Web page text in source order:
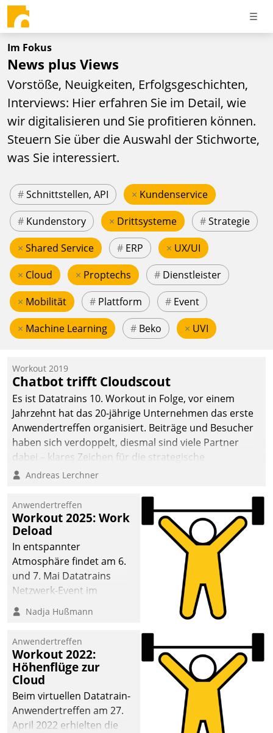
Im Fokus
News plus Views
Vorstöße, Neuigkeiten, Erfolgsgeschichten,
Interviews: Hier erfahren Sie im Detail, wie
wir digitalisieren und Sie profitieren können.
Steuern Sie über die Auswahl der Stichworte,
was Sie interessiert.
#Schnittstellen, API × Kundenservice
# Kundenstory × Drittsysteme #Strategie
× Shared Service # ERP × UX/UI
× Cloud × Proptechs # Dienstleister
× Mobilität # Plattform # Event
× Machine Learning # Beko × UVI
Workout 2019
Chatbot trifft Cloudscout
Es ist Datatrains 10. Workout in Folge, vor einem
Jahrzehnt hat das 20-jährige Unternehmen das erste
Anwendertreffen organisiert. Beiträge und Besucher
haben sich verdoppelt, diesmal sind viele Partner
dabei – klares Zeichen für die strategische
Fokussierung auf den Kunden.
Andreas Lerchner
Anwendertreffen
Workout 2025: Work
Deload
In entspannter
Atmosphäre findet am 6.
und 7. Mai Datatrains
Netzwerk-Event im
Kunden- und Partnerkreis
statt. Zentrale Frage: Wie
Mammutprojekte
meistern und Workloads
wuppen – bei zunehmend
anspruchsvollen
Aufgaben und
abnehmendem
Nadja Hußmann
Anwendertreffen
Workout 2022:
Höhenflüge zur
Cloud
Beim virtuellen Datatrain-
Anwendertreffen am 27.
April 2022 erhielten die